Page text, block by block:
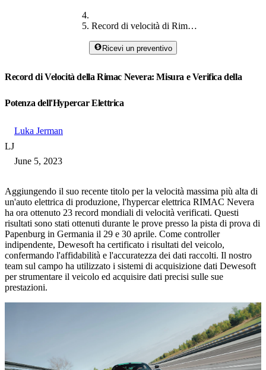
Record di velocità di Rimac Nevera
Ricevi un preventivo
Record di Velocità della Rimac Nevera: Misura e Verifica della
Potenza dell'Hypercar Elettrica
LJ
Luka Jerman
June 5, 2023
Aggiungendo il suo recente titolo per la velocità massima più alta di
un'auto elettrica di produzione, l'hypercar elettrica RIMAC Nevera
ha ora ottenuto 23 record mondiali di velocità verificati. Questi
risultati sono stati ottenuti durante le prove presso la pista di prova di
Papenburg in Germania il 29 e 30 aprile. Come controller
indipendente, Dewesoft ha certificato i risultati del veicolo,
confermando l'affidabilità e l'accuratezza dei dati raccolti. Il nostro
team sul campo ha utilizzato i sistemi di acquisizione dati Dewesoft
per strumentare il veicolo ed acquisire dati precisi sulle sue
prestazioni.